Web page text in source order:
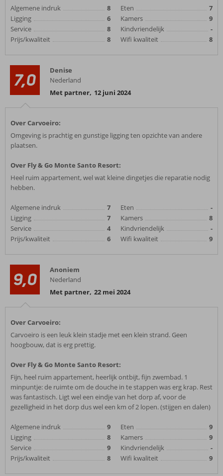
Algemene indruk
8
Ligging
6
Service
8
Prijs/kwaliteit
8
Eten
7
Kamers
9
Kindvriendelijk
-
Wifi kwaliteit
8
7,0
Denise
Nederland
Met partner, 12 juni 2024
Over Carvoeiro:
Omgeving is prachtig en gunstige ligging ten opzichte van andere
plaatsen.
Over Fly & Go Monte Santo Resort:
Heel ruim appartement, wel wat kleine dingetjes die reparatie nodig
hebben.
Algemene indruk
7
Ligging
7
Service
4
Prijs/kwaliteit
6
Eten
-
Kamers
8
Kindvriendelijk
-
Wifi kwaliteit
9
9,0
Anoniem
Nederland
Met partner, 22 mei 2024
Over Carvoeiro:
Carvoeiro is een leuk klein stadje met een klein strand. Geen
hoogbouw, dat is erg prettig.
Over Fly & Go Monte Santo Resort:
Fijn, heel ruim appartement, heerlijk ontbijt, fijn zwembad. 1
minpuntje: de ruimte om de douche in te stappen was erg krap. Rest
was fantastisch. Ligt wel een eindje van het dorp af, voor de
gezelligheid in het dorp dus wel een km of 2 lopen. (stijgen en dalen)
Algemene indruk
9
Ligging
8
Service
9
Prijs/kwaliteit
8
Eten
9
Kamers
9
Kindvriendelijk
-
Wifi kwaliteit
9